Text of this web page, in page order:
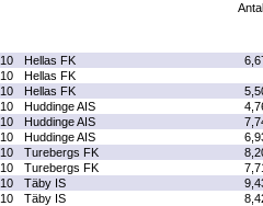
10 Hellas FK
10
Hellas FK
10 Hellas FK
10 Huddinge AIS
10 Huddinge AIS
10 Huddinge AIS
10 Turebergs FK
10 Turebergs FK
10 Täby IS
10 Täby IS